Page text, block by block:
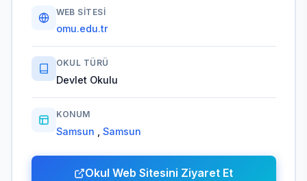
WEB SITESI
omu.edu.tr
OKUL TÜRÜ
Devlet Okulu
KONUM
Samsun Samsun
Okul Web Sitesini Ziyaret Et